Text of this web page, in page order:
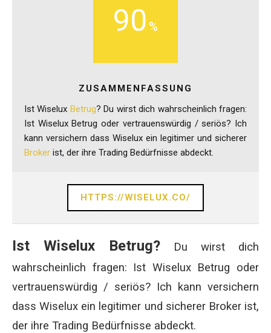
90
ZUSAMMENFASSUNG
Ist Wiselux Betrug? Du wirst dich wahrscheinlich fragen:
Ist Wiselux Betrug oder vertrauenswürdig / seriös? Ich
kann versichern dass Wiselux ein legitimer und sicherer
Broker ist, der ihre Trading Bedürfnisse abdeckt.
HTTPS://WISELUX.CO/
Ist Wiselux Betrug? Du wirst dich
wahrscheinlich fragen: Ist Wiselux Betrug oder
vertrauenswürdig / seriös? Ich kann versichern
dass Wiselux ein legitimer und sicherer Broker ist,
der ihre Trading Bedürfnisse abdeckt.